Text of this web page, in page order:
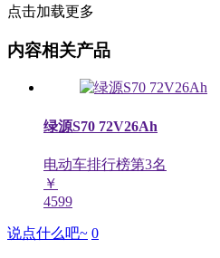
点击加载更多
内容相关产品
绿源S70 72V26Ah
电动车排行榜第3名
￥
4599
说点什么吧~ 0